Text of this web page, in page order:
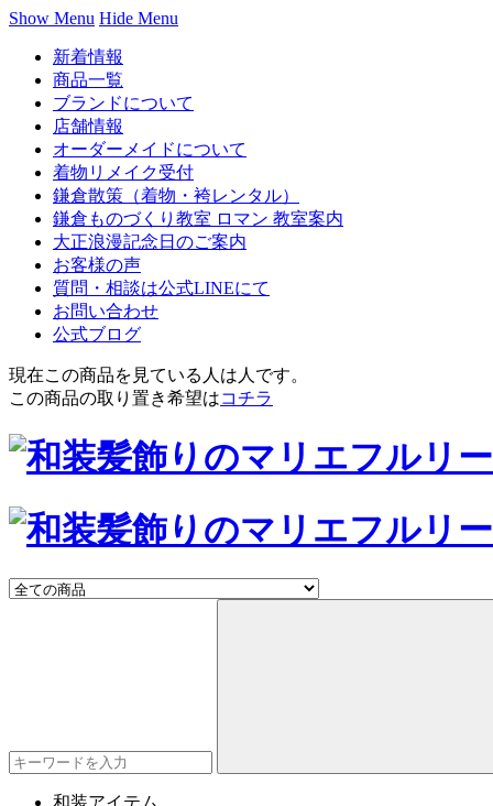
Show Menu Hide Menu
新着情報
商品一覧
ブランドについて
店舗情報
オーダーメイドについて
着物リメイク受付
鎌倉散策（着物・袴レンタル）
鎌倉ものづくり教室 ロマン 教室案内
大正浪漫記念日のご案内
お客様の声
質問・相談は公式LINEにて
お問い合わせ
公式ブログ
現在この商品を見ている人は 人です。
この商品の取り置き希望はコチラ